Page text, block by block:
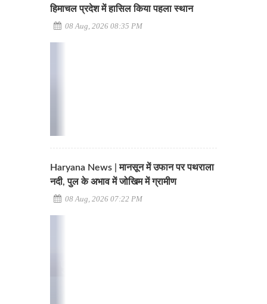
हिमाचल प्रदेश में हासिल किया पहला स्थान
08 Aug, 2026 08:35 PM
Haryana News | मानसून में उफान पर पथराला
नदी, पुल के अभाव में जोखिम में ग्रामीण
08 Aug, 2026 07:22 PM